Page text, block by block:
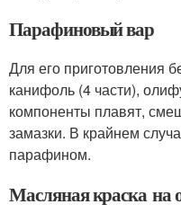
Парафиновый вар
Для его приготовления
канифоль (4 части),
компоненты плавят,
замазки. В крайнем
парафином.
Масляная краска на